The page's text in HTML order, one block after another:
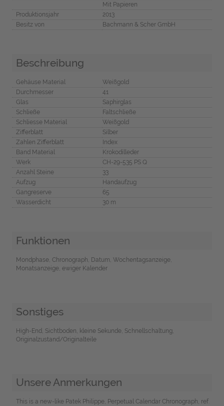
Mit Papieren
Produktionsjahr
2013
Besitz von
Bachmann & Scher GmbH
Beschreibung
Gehäuse Material
Weißgold
Durchmesser
41
Glas
Saphirglas
Schließe
Faltschließe
Schliesse Material
Weißgold
Zifferblatt
Silber
Zahlen Zifferblatt
Index
Band Material
Krokodilleder
Werk
CH-29-535 PS Q
Anzahl Steine
33
Aufzug
Handaufzug
Gangreserve
65
Wasserdicht
30 m
Funktionen
Mondphase, Chronograph, Datum, Wochentagsanzeige,
Monatsanzeige, ewiger Kalender
Sonstiges
High-End, Sichtboden, kleine Sekunde, Schnellschaltung,
Originalzustand/Originalteile
Unsere Anmerkungen
This is a new-like Patek Philippe, Perpetual Calendar Chronograph, ref.